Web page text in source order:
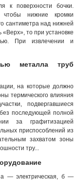
к поверхности бочки.
чтобы нижние кромки
сантиметра над нижней
«Верх», то при установке
При извлечении и
металла труб
на которые должно
термического влияния
подвергавшиеся
последующей полной
за графитизацией
приспособлений из
захватом зоны
тру...
а — электрическая, б —